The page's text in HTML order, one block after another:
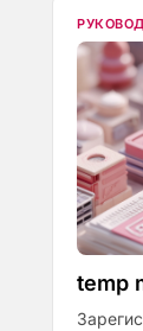
temp